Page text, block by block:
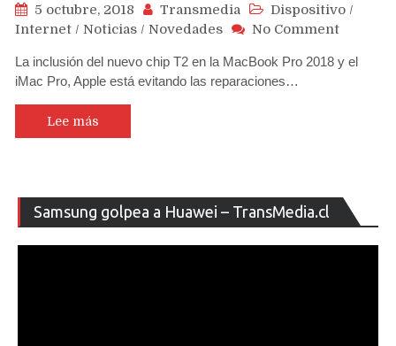
5 octubre, 2018 Transmedia Dispositivo /
Internet / Noticias / Novedades No Commenton
Pro
Pro
La inclusión del nuevo chip T2 en la MacBook Pro 2018 y el
iMac Pro, Apple está evitando las reparaciones…
Lee más
Samsung golpea a Huawei – TransMedia.cl
de